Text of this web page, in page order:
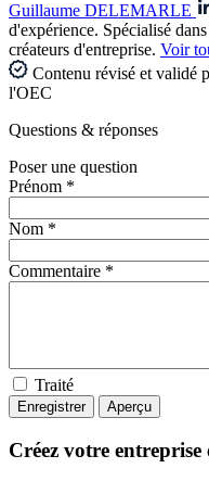
Guillaume DELEMARLE
d'expérience. Spécialisé
créateurs d'entreprise. Voir
Contenu révisé et validé
l'OEC
Questions & réponses
Poser une question
Prénom *
Nom *
Commentaire *
Traité
Créez votre entreprise